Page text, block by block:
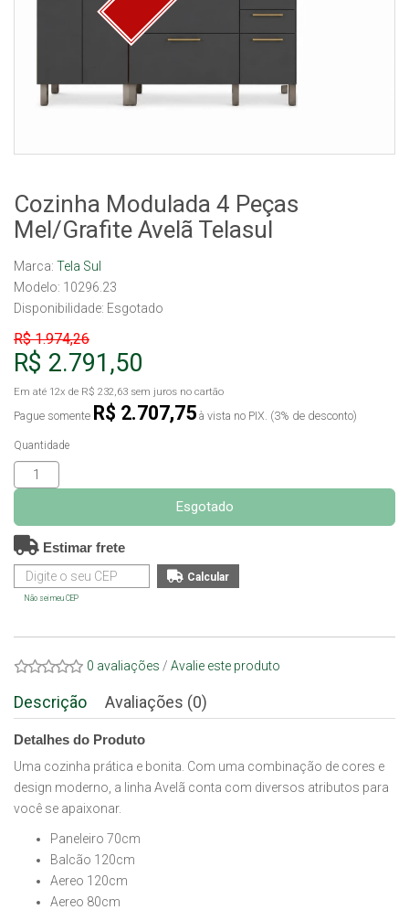
Cozinha Modulada 4 Peças
Mel/Grafite Avelã Telasul
Marca: Tela Sul
Modelo: 10296.23
Disponibilidade: Esgotado
R$ 1.974,26
R$ 2.791,50
Em até 12x de R$ 232,63 sem juros no cartão
Pague somente R$ 2.707,75 à vista no PIX. (3% de desconto)
Quantidade
Esgotado
Estimar frete
Não sei meu CEP
0 avaliações / Avalie este produto
Descrição Avaliações (0)
Detalhes do Produto
Uma cozinha prática e bonita. Com uma combinação de cores e
design moderno, a linha Avelã conta com diversos atributos para
você se apaixonar.
Paneleiro 70cm
Balcão 120cm
Aereo 120cm
Aereo 80cm